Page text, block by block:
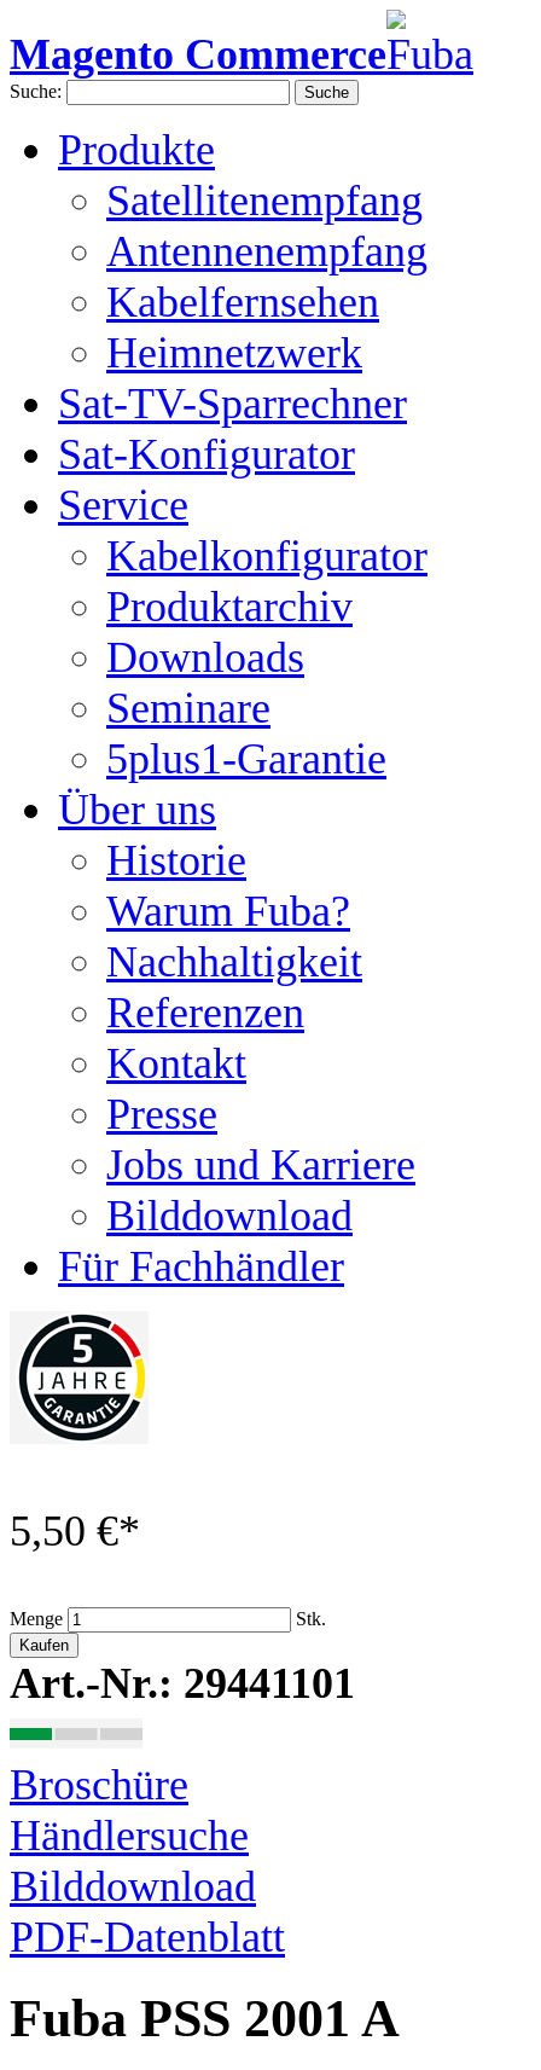
Magento Commerce
Suche: Suche
Produkte
Satellitenempfang
Antennenempfang
Kabelfernsehen
Heimnetzwerk
Sat-TV-Sparrechner
Sat-Konfigurator
Service
Kabelkonfigurator
Produktarchiv
Downloads
Seminare
5plus1-Garantie
Über uns
Historie
Warum Fuba?
Nachhaltigkeit
Referenzen
Kontakt
Presse
Jobs und Karriere
Bilddownload
Für Fachhändler
5,50 €*
Menge Stk.
Kaufen
Art.-Nr.: 29441101
Broschüre
Händlersuche
Bilddownload
PDF-Datenblatt
Fuba PSS 2001 A